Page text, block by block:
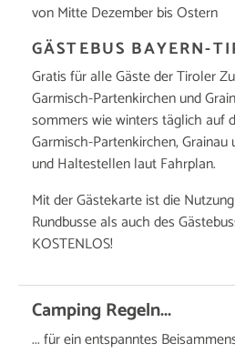
von Mitte Dezember bis Ostern
GÄSTEBUS BAYERN-
Gratis für alle Gäste der Tiroler
Garmisch-Partenkirchen und
sommers wie winters täglich auf
Garmisch-Partenkirchen,
und Haltestellen laut Fahrplan.
Mit der Gästekarte ist die
Rundbusse als auch des
KOSTENLOS!
Camping Regeln...
... für ein entspanntes